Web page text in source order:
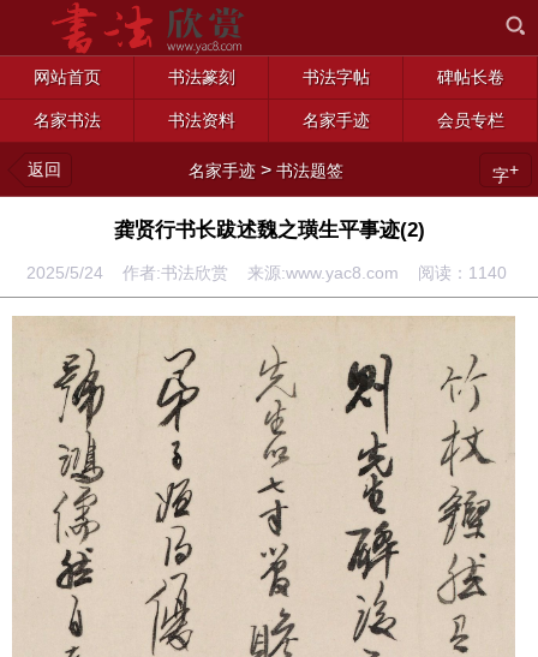
网站首页 书法篆刻 书法字帖 碑帖长卷
名家书法 书法资料 名家手迹 会员专栏
返回 名家手迹 >书法题签 字+
龚贤行书长跋述魏之璜生平事迹(2)
2025/5/24 作者:书法欣赏 来源:www.yac8.com 阅读： 1140